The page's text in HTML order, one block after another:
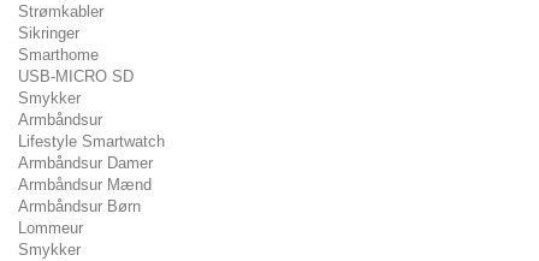
Strømkabler
Sikringer
Smarthome
USB-MICRO SD
Smykker
Armbåndsur
Lifestyle Smartwatch
Armbåndsur Damer
Armbåndsur Mænd
Armbåndsur Børn
Lommeur
Smykker